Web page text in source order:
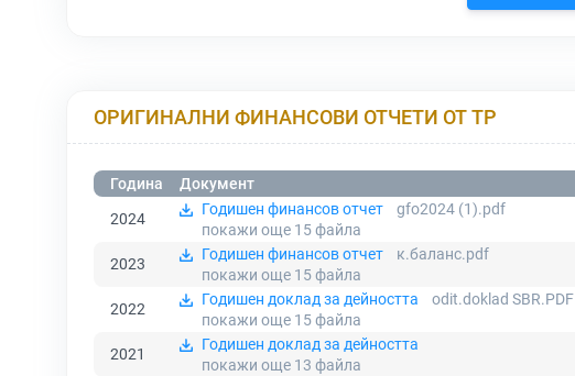
ОРИГИНАЛНИ ФИНАНСОВИ ОТЧЕТИ ОТ ТР
Година
Документ
2024
Годишен финансов отчет
gfo2024 (1).pdf
покажи още 15файла
2023
Годишен финансов отчет
к.баланс.pdf
покажи още 15файла
2022
Годишен доклад за дейността
odit.doklad SBR.PDF
покажи още 15файла
2021
Годишен доклад за дейността
покажи още 13 файла